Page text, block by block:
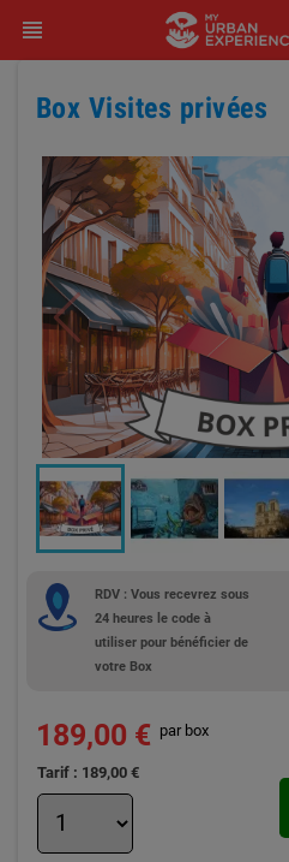
view_headline
Box Visites privées
RDV : Vous recevrez sous
24 heures le code à
utiliser pour bénéficier de
votre Box
189,00 € par box
Tarif : 189,00 €